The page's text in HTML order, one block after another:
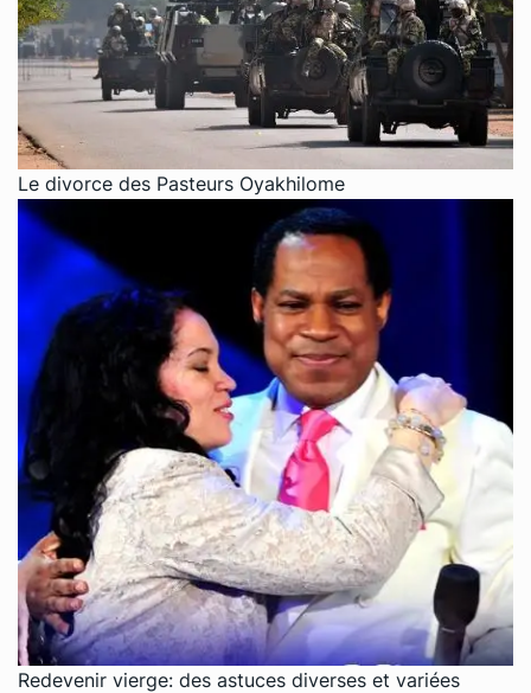
Le divorce des Pasteurs Oyakhilome
Redevenir vierge: des astuces diverses et variées